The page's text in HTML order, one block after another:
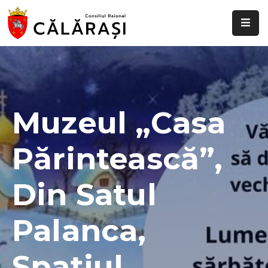
Despre
Știri
evenimente
Transparență
decizională
Comisii
raionale
Funcții
Muzeul „Casa
Părintească”,
Din Satul
Palanca,